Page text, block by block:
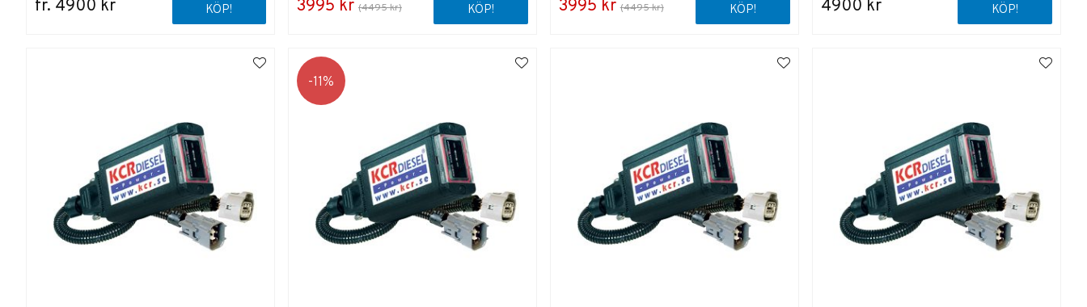
fr. 4900 kr KÖP! 3995 kr (4495 kr) KÖP! 3995 kr (4495 kr) KÖP! 4900 kr KÖP!
11